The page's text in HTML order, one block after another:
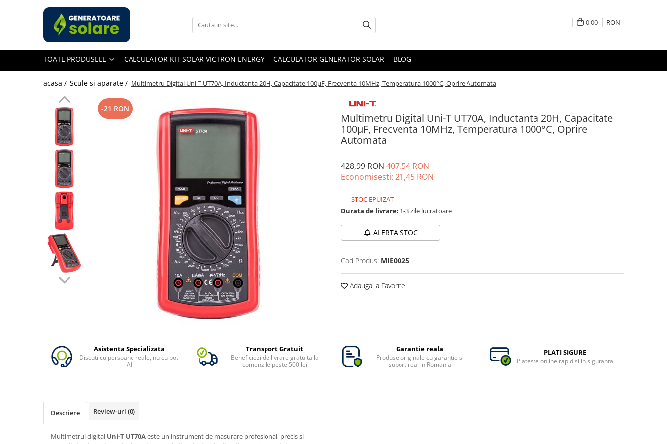
Toate Produsele
Cauta dupa capacitate
Intre 1000-2000W
Intre 2000-3000W
Cauta dupa marca
Vezi toate statiile
Accesorii Statii de Alimentare
Kituri Generatoare Solare
Cauta dupa capacitate
Toate generatoarele
Cauta dupa marca
0,00 RON
TOATE PRODUSELE CALCULATOR KIT SOLAR VICTRON ENERGY CALCULATOR GENERATOR SOLAR BLOG
acasa / Scule si aparate / Multimetru Digital Uni-T UT70A, Inductanta 20H, Capacitate 100µF, Frecventa 10MHz, Temperatura 1000°C, Oprire Automata
Multimetru Digital Uni-T UT70A, Inductanta 20H, Capacitate
100µF, Frecventa 10MHz, Temperatura 1000°C, Oprire
Automata
-21 RON
428,99 RON407,54 RON
Economisesti: 21,45 RON
STOC EPUIZAT
Durata de livrare: 1-3 zile lucratoare
ALERTA STOC
Cod Produs: MIE0025
Adauga la Favorite
Asistenta Specializata
Discuti cu persoane reale, nu cu boti
AI
Transport Gratuit
Beneficiezi de livrare gratuita la
comenzile peste 500 lei
Garantie reala
Produse originale cu garantie si
suport real in Romania
PLATI SIGURE
Plateste online rapid si in siguranta
Descriere Review-uri (0)
Multimetrul digital Uni-T UT70Aeste un instrument de masurare profesional, precis si